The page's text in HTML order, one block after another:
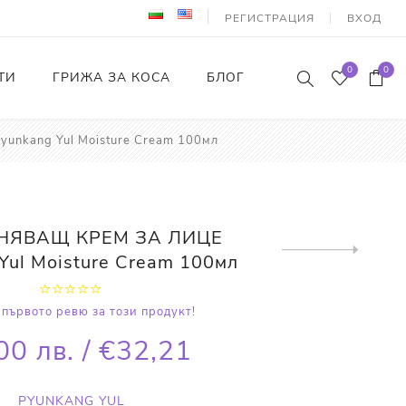
РЕГИСТРАЦИЯ ВХОД
ГРИЖА ЗА КОСА БЛОГ 0 0
Yul Moisture Cream 100мл
КРЕМ ЗА ЛИЦЕ
Moisture Cream 100мл
ревю за този продукт!
лв. / €32,21
PYUNKANG YUL